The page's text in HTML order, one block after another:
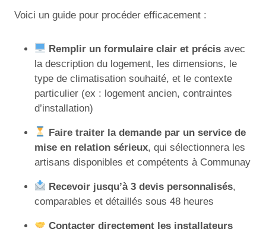
Voici un guide pour procéder efficacement :
Remplir un formulaire clair et précis avec
la description du logement, les dimensions, le
type de climatisation souhaité, et le contexte
particulier (ex : logement ancien, contraintes
d’installation)
Faire traiter la demande par un service de
mise en relation sérieux, qui sélectionnera les
artisans disponibles et compétents à Communay
Recevoir jusqu’à 3 devis personnalisés,
comparables et détaillés sous 48 heures
Contacter directement les installateurs